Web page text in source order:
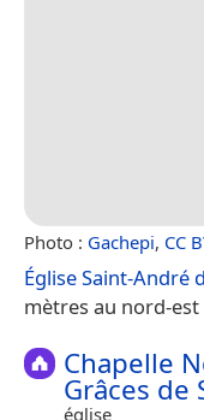
Photo : Gachepi, CC
Église Saint-André
mètres au nord-est
Chapelle
Grâces de
église